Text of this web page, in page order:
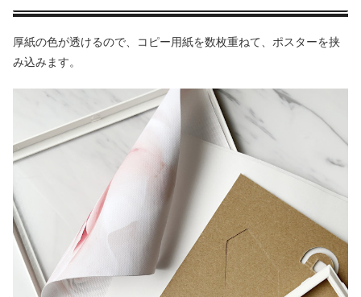
厚紙の色が透けるので、コピー用紙を数枚重ねて、ポスターを挟
み込みます。